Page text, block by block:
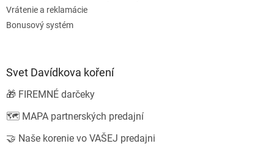
Vrátenie a reklamácie
Bonusový systém
Svet Davídkova koření
🎁 FIREMNÉ darčeky
🗺️ MAPA partnerských predajní
🤝 Naše korenie vo VAŠEJ predajni